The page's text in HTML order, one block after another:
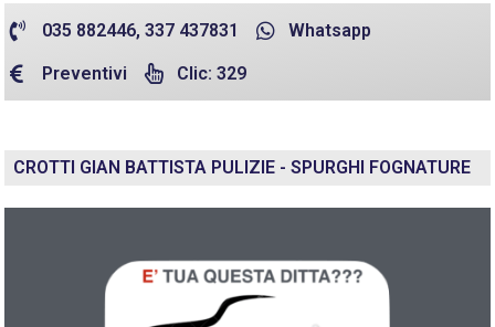
035 882446, 337 437831 Whatsapp
Preventivi Clic: 329
CROTTI GIAN BATTISTA PULIZIE - SPURGHI FOGNATURE